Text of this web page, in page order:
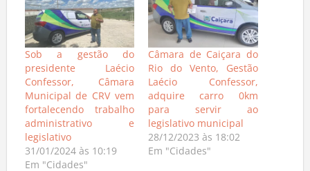
Sob a gestão do
presidente Laécio
Confessor, Câmara
Municipal de CRV vem
fortalecendo trabalho
administrativo e
legislativo
31/01/2024 às 10:19
Em "Cidades"
Câmara de Caiçara do
Rio do Vento, Gestão
Laécio Confessor,
adquire carro 0km
para servir ao
legislativo municipal
28/12/2023 às 18:02
Em "Cidades"